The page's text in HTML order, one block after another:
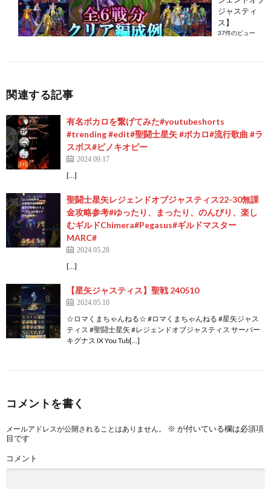
ジャスティ
ス】
37件のビュー
関連する記事
有名ボカロを繋げてみた#youtubeshorts
#trending #edit#聖闘士星矢 #ボカロ#流行歌曲 #ラ
スボス#ピノキオピー
2024.09.17
[…]
聖闘士星矢レジェンドオブジャスティス22-30無課
金攻略参考#ゆったり、まったり、のんびり、楽し
むギルドChimera#Pegasus#ギルドマスター
MARC#
2024.05.28
[…]
【星矢ジャスティス】聖戦 240510
2024.05.10
☆ロマくまちゃんねる☆ #ロマくまちゃんねる #星矢ジャス
ティス #聖闘士星矢 #レジェンドオブジャスティス サーバー
キグナス IX You Tub[…]
コメントを書く
メールアドレスが公開されることはありません。 ※ が付いている欄は必須項
目です
コメント